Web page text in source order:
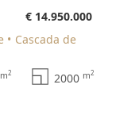
€ 14.950.000
Cascada de
m2 2000 m2